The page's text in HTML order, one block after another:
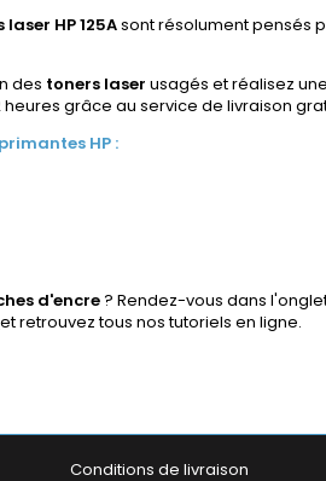
laser HP 125Asont résolument pensés
des toners laser usagés et réalisez
grâce au service de livraison
HP :
d'encre ? Rendez-vous dans
et retrouvez tous nos tutoriels en ligne.
Conditions de livraison